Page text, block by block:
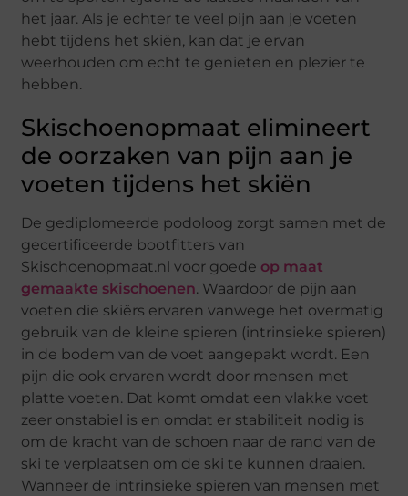
het jaar. Als je echter te veel pijn aan je voeten
hebt tijdens het skiën, kan dat je ervan
weerhouden om echt te genieten en plezier te
hebben.
Skischoenopmaat elimineert
de oorzaken van pijn aan je
voeten tijdens het skiën
De gediplomeerde podoloog zorgt samen met de
gecertificeerde bootfitters van
Skischoenopmaat.nl voor goede op maat
gemaakte skischoenen. Waardoor de pijn aan
voeten die skiërs ervaren vanwege het overmatig
gebruik van de kleine spieren (intrinsieke spieren)
in de bodem van de voet aangepakt wordt. Een
pijn die ook ervaren wordt door mensen met
platte voeten. Dat komt omdat een vlakke voet
zeer onstabiel is en omdat er stabiliteit nodig is
om de kracht van de schoen naar de rand van de
ski te verplaatsen om de ski te kunnen draaien.
Wanneer de intrinsieke spieren van mensen met